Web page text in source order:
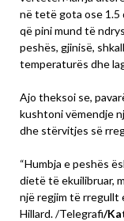
në tetë gota ose 1.5
që pini mund të
peshës, gjinisë,
temperaturës dhe
Ajo theksoi se,
kushtoni vëmendje
dhe stërvitjes së
“Humbja e peshës
dietë të ekuilibruar,
një regjim të rregullt
Hillard. /Telegrafi/